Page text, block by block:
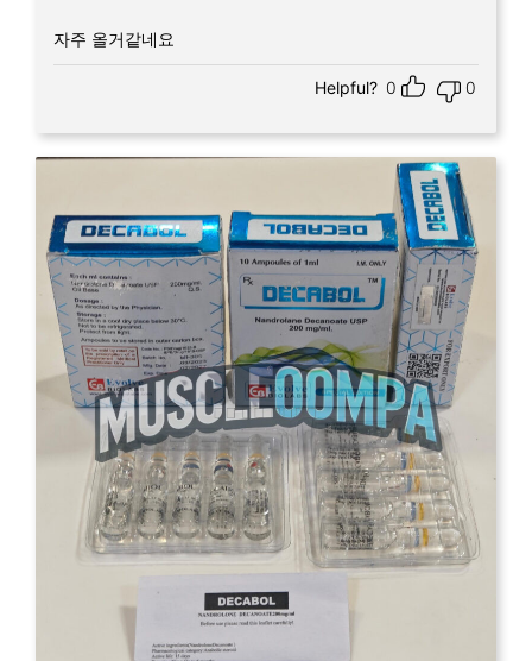
자주 올거같네요
Helpful? 0 0